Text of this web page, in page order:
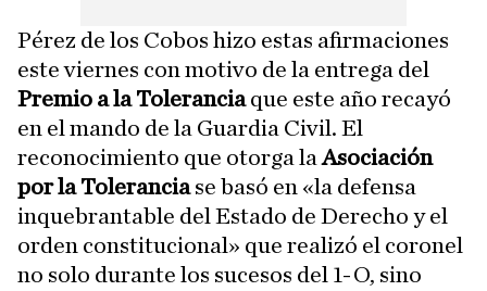
Pérez de los Cobos hizo estas afirmaciones
este viernes con motivo de la entrega del
Premio a la Toleranciaque este año recayó
en el mando de la Guardia Civil. El
reconocimiento que otorga laAsociación
por la Toleranciase basó en «la defensa
inquebrantable del Estado de Derecho y el
orden constitucional» que realizó el coronel
no solo durante los sucesos del 1-O, sino